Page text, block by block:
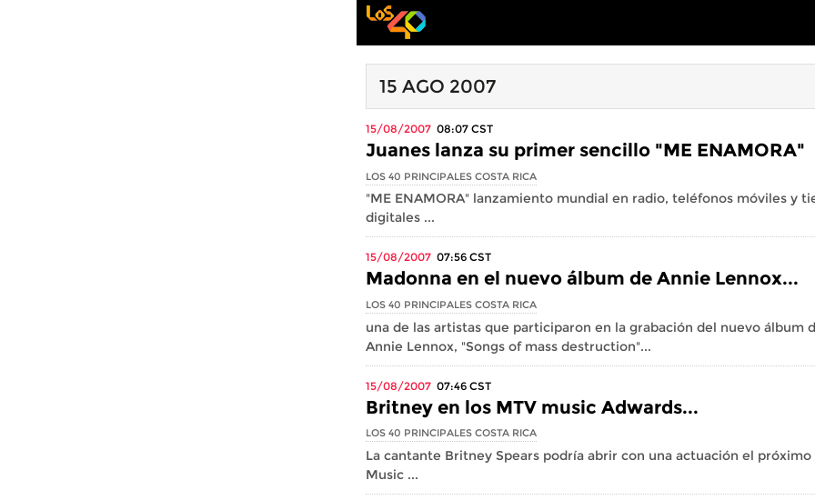
15 AGO 2007
15/08/2007 08:07 CST
Juanes lanza su primer sencillo "ME ENAMORA"
LOS 40 PRINCIPALES COSTA RICA
"ME ENAMORA" lanzamiento mundial en radio, teléfonos móviles y
digitales ...
15/08/2007 07:56 CST
Madonna en el nuevo álbum de Annie Lennox...
LOS 40 PRINCIPALES COSTA RICA
una de las artistas que participaron en la grabación del nuevo álbum
Annie Lennox, "Songs of mass destruction"...
15/08/2007 07:46 CST
Britney en los MTV music Adwards...
LOS 40 PRINCIPALES COSTA RICA
La cantante Britney Spears podría abrir con una actuación el próximo
Music ...